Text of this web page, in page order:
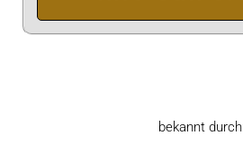
bekannt durch: